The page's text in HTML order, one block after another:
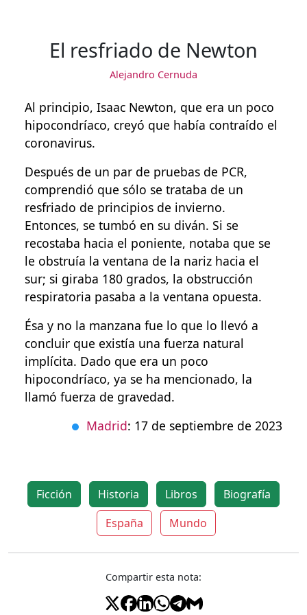
El resfriado de Newton
Alejandro Cernuda
Al principio, Isaac Newton, que era un poco
hipocondríaco, creyó que había contraído el
coronavirus.
Después de un par de pruebas de PCR,
comprendió que sólo se trataba de un
resfriado de principios de invierno.
Entonces, se tumbó en su diván. Si se
recostaba hacia el poniente, notaba que se
le obstruía la ventana de la nariz hacia el
sur; si giraba 180 grados, la obstrucción
respiratoria pasaba a la ventana opuesta.
Ésa y no la manzana fue lo que lo llevó a
concluir que existía una fuerza natural
implícita. Dado que era un poco
hipocondríaco, ya se ha mencionado, la
llamó fuerza de gravedad.
Madrid: 17 de septiembre de 2023
Ficción Historia Libros
Biografía
España
Mundo
Compartir esta nota: